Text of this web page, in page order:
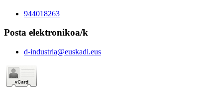
944018263
Posta elektronikoa/k
d-industria@euskadi.eus